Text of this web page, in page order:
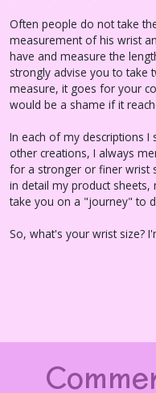
Often people do not take
measurement of his wrist
have and measure the
strongly advise you to take
measure, it goes for your
would be a shame if it
In each of my descriptions
other creations, I always
for a stronger or finer wrist
in detail my product
take you on a "journey" to
So, what's your wrist size?